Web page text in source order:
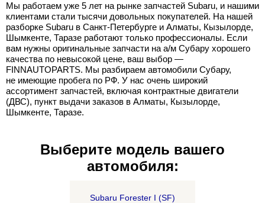
Мы работаем уже 5 лет на рынке запчастей Subaru, и нашими
клиентами стали тысячи довольных покупателей. На нашей
разборке Subaru в Санкт-Петербурге и Алматы, Кызылорде,
Шымкенте, Таразе работают только профессионалы. Если
вам нужны оригинальные запчасти на а/м Субару хорошего
качества по невысокой цене, ваш выбор —
FINNAUTOPARTS. Мы разбираем автомобили Субару,
не имеющие пробега по РФ. У нас очень широкий
ассортимент запчастей, включая контрактные двигатели
(ДВС), пункт выдачи заказов в Алматы, Кызылорде,
Шымкенте, Таразе.
Выберите модель вашего
автомобиля:
Subaru Forester I (SF)